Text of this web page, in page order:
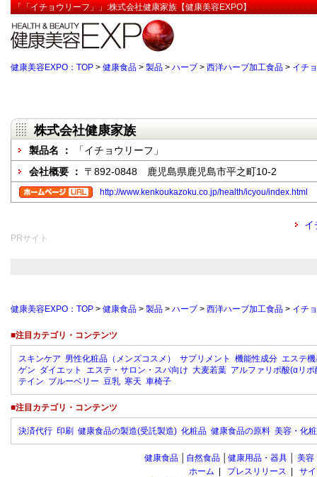
「「イチョウリーフ」」:株式会社健康家族【健康美容EXPO】
健康美容EXPO：TOP > 健康食品 > 製品 > ハーブ > 西洋ハーブ加工食品 > イチ
株式会社健康家族
製品名 ：
「イチョウリーフ」
会社概要 ： 〒892-0848 鹿児島県鹿児島市平之町10-2
http://www.kenkoukazoku.co.jp/health/icyou/index.html
イ
PRサイト
健康美容EXPO：TOP > 健康食品 > 製品 > ハーブ > 西洋ハーブ加工食品 > イチ
■注目カテゴリ・コンテンツ
スキンケア 男性化粧品（メンズコスメ） サプリメント 機能性成分 エステ
ゲン ダイエット エステ・サロン・スパ向け 大麦若葉 アルファリポ酸(αリポ
テイン ブルーベリー 豆乳 寒天 車椅子
■注目カテゴリ・コンテンツ
決済代行 印刷 健康食品の製造(受託製造) 化粧品 健康食品の原料 美容・化
健康食品 自然食品 健康用品・器具 美容
ホーム
プレスリリース
サ